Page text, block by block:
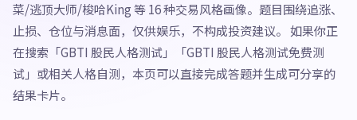
菜/逃顶大师/梭哈King 等 16 种交易风格画像。题目围绕追涨、
止损、仓位与消息面，仅供娱乐，不构成投资建议。 如果你正
在搜索「GBTI 股民人格测试」「GBTI 股民人格测试免费测
试」或相关人格自测，本页可以直接完成答题并生成可分享的
结果卡片。